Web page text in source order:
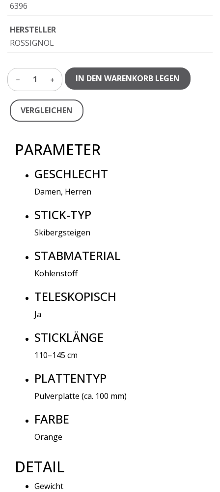
6396
HERSTELLER
ROSSIGNOL
1 IN DEN WARENKORB LEGEN
VERGLEICHEN
PARAMETER
GESCHLECHT
Damen, Herren
STICK-TYP
Skibergsteigen
STABMATERIAL
Kohlenstoff
TELESKOPISCH
Ja
STICKLÄNGE
110–145 cm
PLATTENTYP
Pulverplatte (ca. 100 mm)
FARBE
Orange
DETAIL
Gewicht